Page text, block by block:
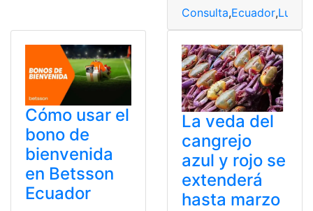
Consulta,Ecuador,Lugar
Cómo usar el
bono de
bienvenida
en Betsson
Ecuador
La veda del
cangrejo
azul y rojo se
extenderá
hasta marzo